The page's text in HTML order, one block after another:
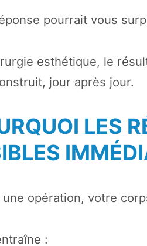
pourrait vous
esthétique, le
jour après jour.
LES
opération, votre
: